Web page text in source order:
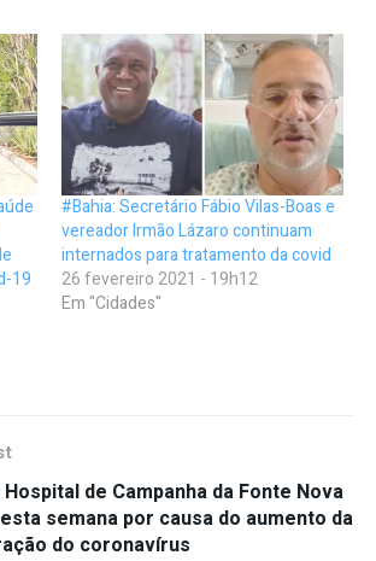
19
#Bahia: Secretário Fábio Vilas-Boas e
vereador Irmão Lázaro continuam
internados para tratamento da covid
26 fevereiro 2021 - 19h12
Em "Cidades"
Hospital de Campanha da Fonte Nova
semana por causa do aumento da
do coronavírus